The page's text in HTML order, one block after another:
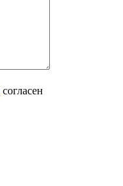
согласен